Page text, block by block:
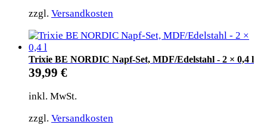
zzgl. Versandkosten
Trixie BE NORDIC Napf-Set, MDF/Edelstahl - 2 × 0,4 l
39,99 €
inkl. MwSt.
zzgl. Versandkosten